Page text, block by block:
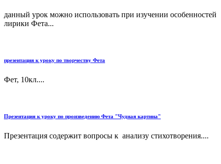
данный урок можно использовать при изучении особенностей
лирики Фета...
презентация к уроку по творчеству Фета
Фет, 10кл....
Презентация к уроку по произведению Фета "Чудная картина"
Презентация содержит вопросы к анализу стихотворения....